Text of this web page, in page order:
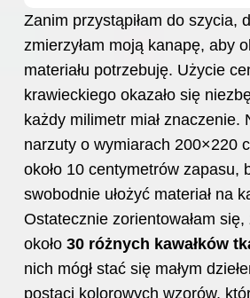
Zanim przystąpiłam do szycia,
zmierzyłam moją kanapę, aby
materiału potrzebuję. Użycie
krawieckiego okazało się
każdy milimetr miał znaczenie.
narzuty o wymiarach 200×220
około 10 centymetrów zapasu,
swobodnie ułożyć materiał na
Ostatecznie zorientowałam
około 30 różnych kawałków
nich mógł stać się małym
postaci kolorowych wzorów,